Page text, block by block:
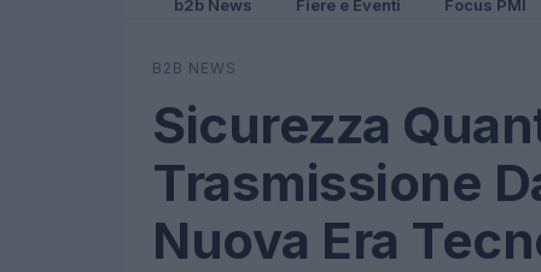
b2b News Fiere e Eventi Focus PMI
B2B NEWS
Sicurezza
Trasmissione
Nuova Era